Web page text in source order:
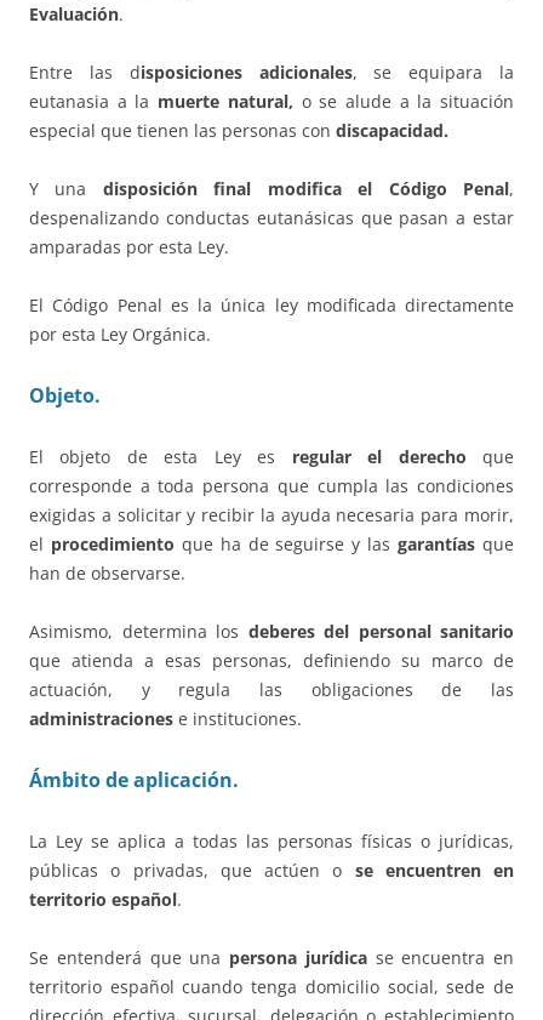
Evaluación.
Entre las disposiciones adicionales, se equipara la
eutanasia a la muerte natural, o se alude a la situación
especial que tienen las personas con discapacidad.
Y una disposición final modifica el Código Penal,
despenalizando conductas eutanásicas que pasan a estar
amparadas por esta Ley.
El Código Penal es la única ley modificada directamente
por esta Ley Orgánica.
Objeto.
El objeto de esta Ley es regular el derecho que
corresponde a toda persona que cumpla las condiciones
exigidas a solicitar y recibir la ayuda necesaria para morir,
el procedimiento que ha de seguirse y lasgarantías que
han de observarse.
Asimismo, determina los deberes del personal sanitario
que atienda a esas personas, definiendo su marco de
actuación, y regula las obligaciones de las
administraciones e instituciones.
Ámbito de aplicación.
La Ley se aplica a todas las personas físicas o jurídicas,
públicas o privadas, que actúen o se encuentren en
territorio español.
Se entenderá que una persona jurídicase encuentra en
territorio español cuando tenga domicilio social, sede de